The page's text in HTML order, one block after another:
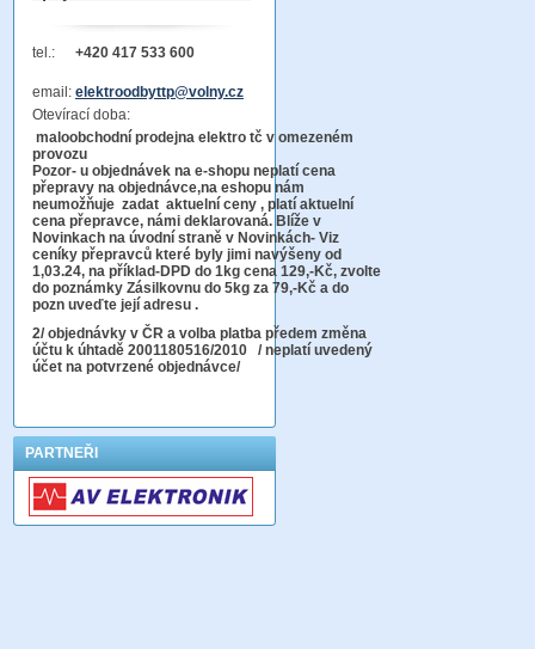
tel.: +420 417 533 600
email: elektroodbyttp@volny.cz
Otevírací doba:
maloobchodní prodejna elektro tč v omezeném
provozu
Pozor- u objednávek na e-shopu neplatí cena
přepravy na objednávce,na eshopu nám
neumožňuje zadat aktuelní ceny , platí aktuelní
cena přepravce, námi deklarovaná. Blíže v
Novinkach na úvodní straně v Novinkách- Viz
ceníky přepravců které byly jimi navýšeny od
1,03.24, na příklad-DPD do 1kg cena 129,-Kč, zvolte
do poznámky Zásilkovnu do 5kg za 79,-Kč a do
pozn uveďte její adresu .
2/ objednávky v ČR a volba platba předem změna
účtu k úhtadě 2001180516/2010 / neplatí uvedený
účet na potvrzené objednávce/
PARTNEŘI